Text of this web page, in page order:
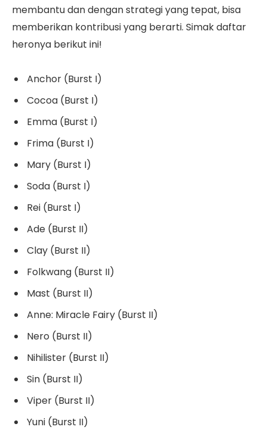
membantu dan dengan strategi yang tepat, bisa
memberikan kontribusi yang berarti. Simak daftar
heronya berikut ini!
Anchor (Burst I)
Cocoa (Burst I)
Emma (Burst I)
Frima (Burst I)
Mary (Burst I)
Soda (Burst I)
Rei (Burst I)
Ade (Burst II)
Clay (Burst II)
Folkwang (Burst II)
Mast (Burst II)
Anne: Miracle Fairy (Burst II)
Nero (Burst II)
Nihilister (Burst II)
Sin (Burst II)
Viper (Burst II)
Yuni (Burst II)